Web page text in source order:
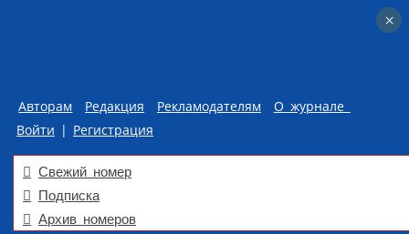
Авторам Редакция Рекламодателям
О журнале
Войти | Регистрация
Свежий номер
Подписка
Архив номеров
×
×